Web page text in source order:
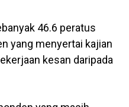
46.6 peratus
yang menyertai kajian
kesan daripada